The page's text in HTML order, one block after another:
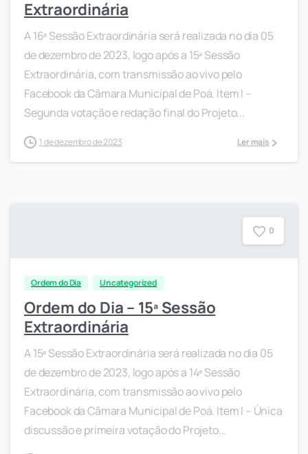
Extraordinária
A 16ª Sessão Extraordinária será realizada no dia 05
de dezembro de 2023, logo após a 15ª Sessão
Extraordinária, com transmissão ao vivo pelo
Facebook da Câmara Municipal de Poá. Item I –
Segunda votação e redação final do Projeto...
1 de dezembro de 2023 Ler mais
0
Ordem do Dia Uncategorized
Ordem do Dia – 15ª Sessão
Extraordinária
A 15ª Sessão Extraordinária será realizada no dia 05
de dezembro de 2023, logo após a 14ª Sessão
Extraordinária, com transmissão ao vivo pelo
Facebook da Câmara Municipal de Poá. Item I – Única
discussão e primeira votação do Projeto...